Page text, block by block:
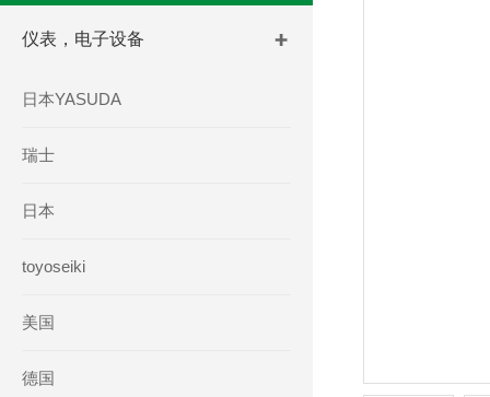
仪表，电子设备
日本YASUDA
瑞士
日本
toyoseiki
美国
德国